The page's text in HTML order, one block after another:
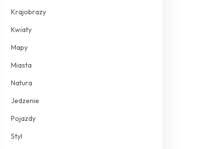
Krajobrazy
Kwiaty
Mapy
Miasta
Natura
Jedzenie
Pojazdy
Styl